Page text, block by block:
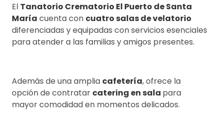
El Tanatorio Crematorio El Puerto de Santa
María cuenta con cuatro salas de velatorio
diferenciadas y equipadas con servicios esenciales
para atender a las familias y amigos presentes.
Además de una amplia cafetería, ofrece la
opción de contratar catering en sala para
mayor comodidad en momentos delicados.